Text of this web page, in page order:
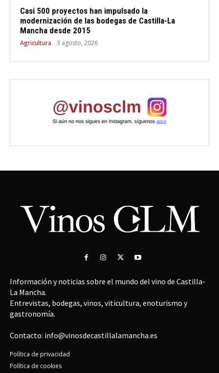
Casi 500 proyectos han impulsado la
modernización de las bodegas de Castilla-La
Mancha desde 2015
Agricultura 3 agosto, 2026
Información y noticias sobre el mundo del vino de Castilla-
La Mancha.
Entrevistas, bodegas, vinos, viticultura, enoturismo y
gastronomía.
Contacto: info@vinosdecastillalamancha.es
Política de privacidad
Política de cookies